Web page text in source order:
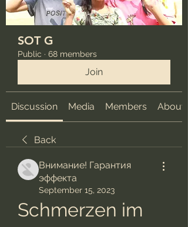
SOT G
Public · 68 members
Join
Discussion Media Members About
Back
Внимание! Гарантия
эффекта
September 15, 2023
Schmerzen im